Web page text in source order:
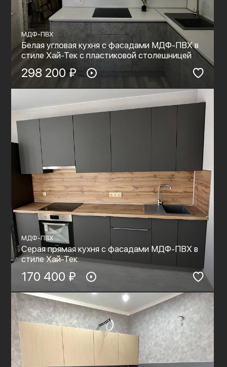
МДФ-ПВХ
Белая угловая кухня с фасадами МДФ-ПВХ в
стиле Хай-Тек с пластиковой столешницей
298 200 ₽
МДФ-ПВХ
Серая прямая кухня с фасадами МДФ-ПВХ в
стиле Хай-Тек
170 400 ₽